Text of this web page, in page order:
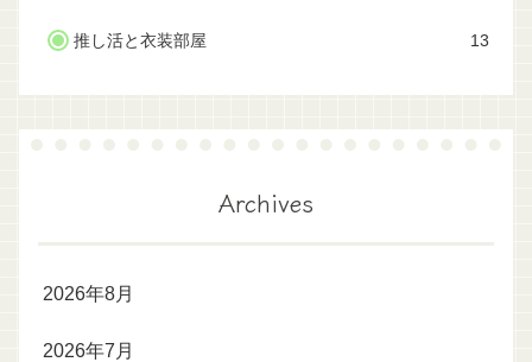
推し活と衣装部屋 13
Archives
2026年8月
2026年7月